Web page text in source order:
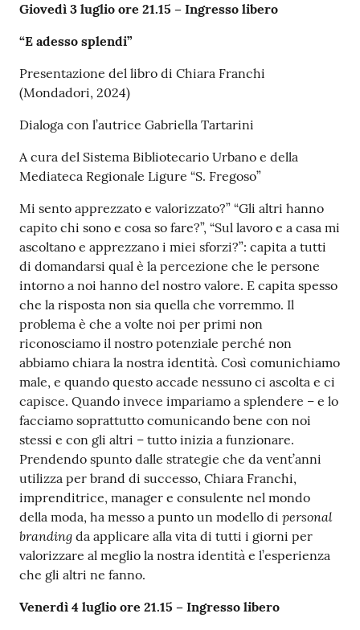
Giovedì 3 luglio ore 21.15 – Ingresso libero
“E adesso splendi”
Presentazione del libro di Chiara Franchi
(Mondadori, 2024)
Dialoga con l’autrice Gabriella Tartarini
A cura del Sistema Bibliotecario Urbano e della
Mediateca Regionale Ligure “S. Fregoso”
Mi sento apprezzato e valorizzato?” “Gli altri hanno
capito chi sono e cosa so fare?”, “Sul lavoro e a casa mi
ascoltano e apprezzano i miei sforzi?”: capita a tutti
di domandarsi qual è la percezione che le persone
intorno a noi hanno del nostro valore. E capita spesso
che la risposta non sia quella che vorremmo. Il
problema è che a volte noi per primi non
riconosciamo il nostro potenziale perché non
abbiamo chiara la nostra identità. Così comunichiamo
male, e quando questo accade nessuno ci ascolta e ci
capisce. Quando invece impariamo a splendere – e lo
facciamo soprattutto comunicando bene con noi
stessi e con gli altri – tutto inizia a funzionare.
Prendendo spunto dalle strategie che da vent’anni
utilizza per brand di successo, Chiara Franchi,
imprenditrice, manager e consulente nel mondo
della moda, ha messo a punto un modello di personal
branding da applicare alla vita di tutti i giorni per
valorizzare al meglio la nostra identità e l’esperienza
che gli altri ne fanno.
Venerdì 4 luglio ore 21.15 – Ingresso libero